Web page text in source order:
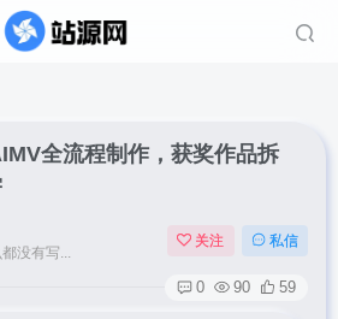
全流程制作，获奖作品拆
没有写...
关注 私信
0 90 59